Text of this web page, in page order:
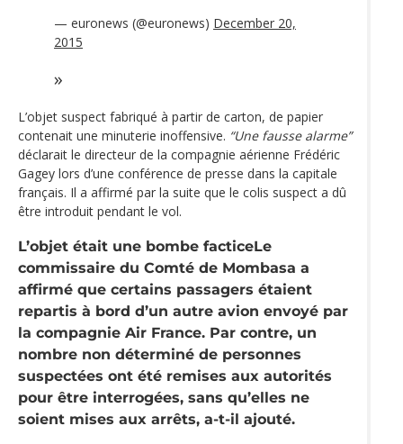
— euronews (@euronews) December 20,
2015
L’objet suspect fabriqué à partir de carton, de papier
contenait une minuterie inoffensive. “Une fausse alarme”
déclarait le directeur de la compagnie aérienne Frédéric
Gagey lors d’une conférence de presse dans la capitale
français. Il a affirmé par la suite que le colis suspect a dû
être introduit pendant le vol.
L’objet était une bombe facticeLe
commissaire du Comté de Mombasa a
affirmé que certains passagers étaient
repartis à bord d’un autre avion envoyé par
la compagnie Air France. Par contre, un
nombre non déterminé de personnes
suspectées ont été remises aux autorités
pour être interrogées, sans qu’elles ne
soient mises aux arrêts, a-t-il ajouté.